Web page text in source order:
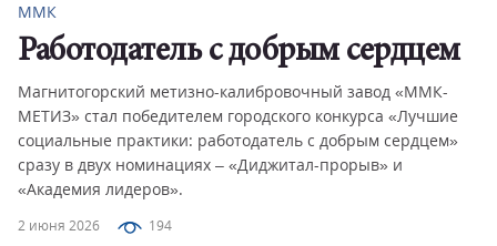
2 июня 2026 194
ММК
Работодатель с добрым сердцем
Магнитогорский метизно-калибровочный завод «ММК-
МЕТИЗ» стал победителем городского конкурса «Лучшие
социальные практики: работодатель с добрым сердцем»
сразу в двух номинациях – «Диджитал-прорыв» и
«Академия лидеров».